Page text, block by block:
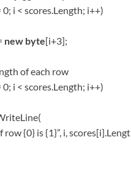
0; i < scores.Length; i++)
new byte[i+3];
of each row
0; i < scores.Length; i++)
row {0} is {1}”, i,